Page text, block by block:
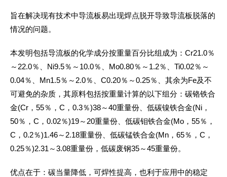
旨在解决现有技术中导流板易出现焊点脱开导致导流板脱落的
情况的问题。
本发明包括导流板的化学成分按重量百分比组成为：Cr21.0％
～22.0％、Ni9.5％～10.0％、Mo0.80％～1.2％、Ti0.02％～
0.04％、Mn1.5％～2.0％、C0.20％～0.25％、其余为Fe及不
可避免的杂质，其原料包括按重量计算的以下组分：碳铬铁合
金(Cr，55％，C，0.3％)38～40重量份、低碳镍铁合金(Ni，
50％，C，0.02％)19～20重量份、低碳钼铁合金(Mo，55％，
C，0.2％)1.46～2.18重量份、低碳锰铁合金(Mn，65％，C，
0.25％)2.31～3.08重量份，低碳废钢35～45重量份。
优点在于：碳当量降低，可焊性提高，也利于应用中的稳定